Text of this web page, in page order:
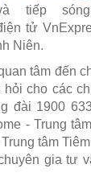
tiếp sóng
tử
Niên.
tâm đến
cho các
đài 1900
- Trung
tâm
gia tư